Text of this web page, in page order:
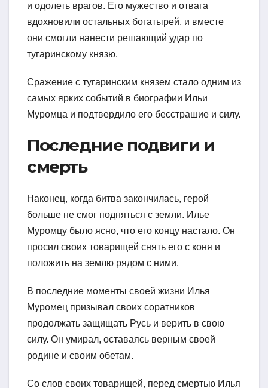
и одолеть врагов. Его мужество и отвага
вдохновили остальных богатырей, и вместе
они смогли нанести решающий удар по
тугаринскому князю.
Сражение с тугаринским князем стало одним из
самых ярких событий в биографии Ильи
Муромца и подтвердило его бесстрашие и силу.
Последние подвиги и
смерть
Наконец, когда битва закончилась, герой
больше не смог подняться с земли. Илье
Муромцу было ясно, что его концу настало. Он
просил своих товарищей снять его с коня и
положить на землю рядом с ними.
В последние моменты своей жизни Илья
Муромец призывал своих соратников
продолжать защищать Русь и верить в свою
силу. Он умирал, оставаясь верным своей
родине и своим обетам.
Со слов своих товарищей, перед смертью Илья